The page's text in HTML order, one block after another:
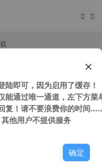
高清录像软件
即可，因为启用了缓存！
能通过唯一通道，左下方菜
复！请不要浪费你的时间
他用户不提供服务
确定